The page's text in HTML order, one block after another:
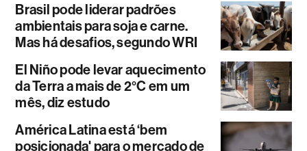
Brasil pode liderar padrões
ambientais para soja e carne.
Mas há desafios, segundo WRI
El Niño pode levar aquecimento
da Terra a mais de 2°C em um
mês, diz estudo
América Latina está ‘bem
posicionada' para o mercado de